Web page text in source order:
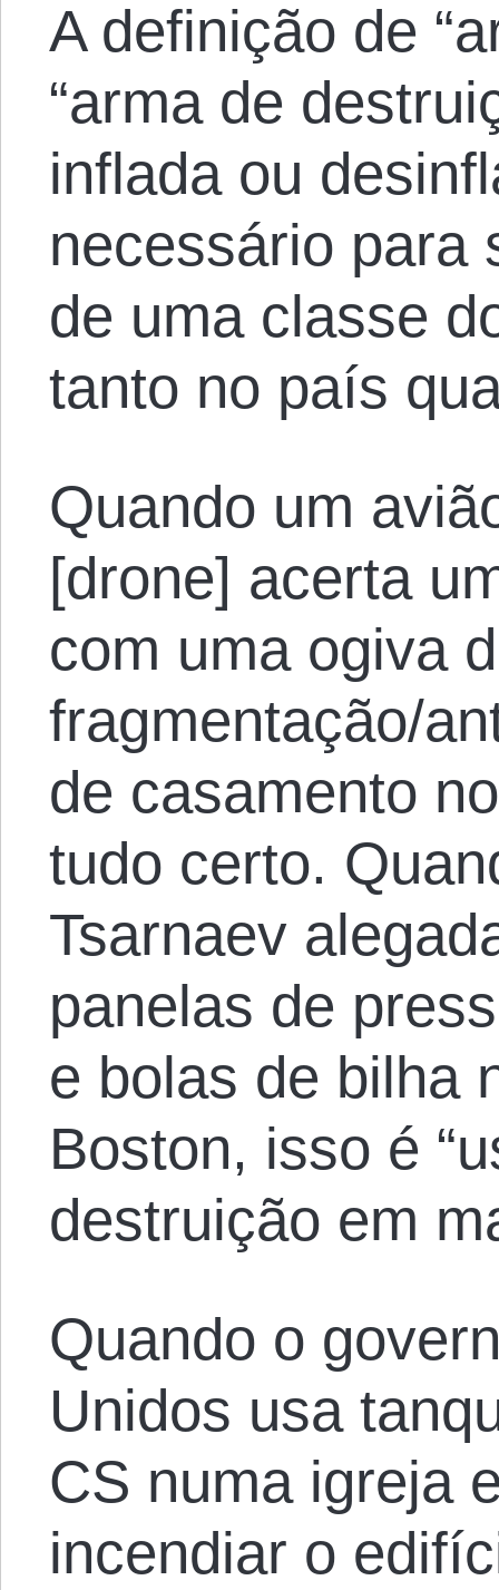
A definição de
“arma de
inflada ou
necessário para
de uma classe
tanto no país
Quando um
[drone] acerta
com uma ogiva
fragmentação/
de casamento
tudo certo.
Tsarnaev
panelas de
e bolas de bilha
Boston, isso é
destruição em
Quando o
Unidos usa
CS numa igreja
incendiar o